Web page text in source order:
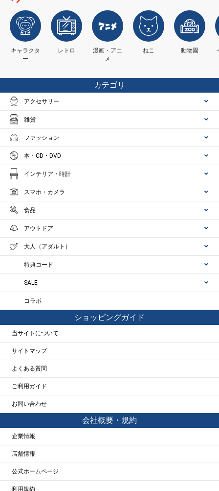
キャラクタ
ー
レトロ
漫画・アニ
メ
ねこ 動物園
カテゴリ
アクセサリー
雑貨
ファッション
本・CD・DVD
インテリア・時計
スマホ・カメラ
食品
アウトドア
大人（アダルト）
特典コード
SALE
コラボ
ショッピングガイド
当サイトについて
サイトマップ
よくある質問
ご利用ガイド
お問い合わせ
会社概要・規約
企業情報
店舗情報
公式ホームページ
利用規約